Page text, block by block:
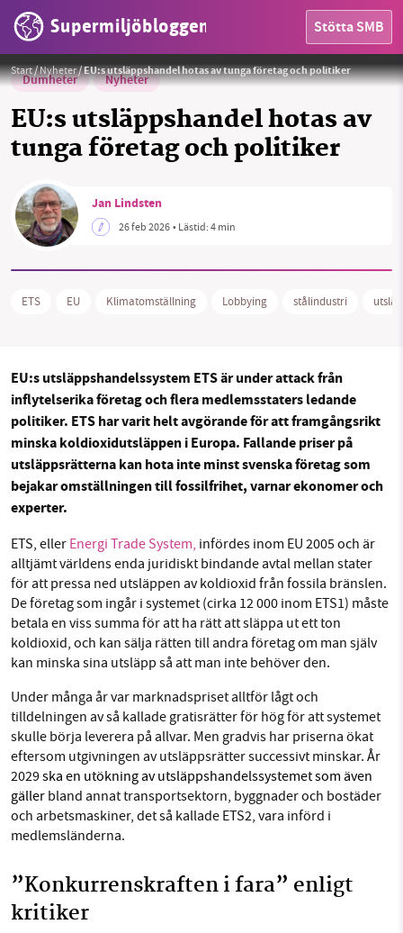
Supermiljöbloggen Stötta SMB
HEM
Sök Sparade inlägg Tipsa oss
Facebook Instagram BlueSky
Start/Nyheter/EU:s utsläppshandel hotas av tunga företag och politiker
Dumheter Nyheter
EU:s utsläppshandel hotas av
tunga företag och politiker
SSAB. SSAB släppte ut mest koldioxid i Sverige 2020.
Jan Lindsten
26 feb 2026• Lästid:4 min
ETS EU Klimatomställning Lobbying stålindustri
EU:s utsläppshandelssystem ETS är under attack från
inflytelserika företag och flera medlemsstaters ledande
politiker. ETS har varit helt avgörande för att framgångsrikt
minska koldioxidutsläppen i Europa. Fallande priser på
utsläppsrätterna kan hota inte minst svenska företag som
bejakar omställningen till fossilfrihet, varnar ekonomer och
experter.
ETS, eller Energi Trade System, infördes inom EU 2005 och är
alltjämt världens enda juridiskt bindande avtal mellan stater
för att pressa ned utsläppen av koldioxid från fossila bränslen.
De företag som ingår i systemet (cirka 12 000 inom ETS1) måste
betala en viss summa för att ha rätt att släppa ut ett ton
koldioxid, och kan sälja rätten till andra företag om man själv
kan minska sina utsläpp så att man inte behöver den.
Under många år var marknadspriset alltför lågt och
tilldelningen av så kallade gratisrätter för hög för att systemet
skulle börja leverera på allvar. Men gradvis har priserna ökat
eftersom utgivningen av utsläppsrätter successivt minskar. År
2029ska en utökning av utsläppshandelssystemet som även
gäller bland annat transportsektorn, byggnader och bostäder
och arbetsmaskiner, det så kallade ETS2, vara införd i
medlemsländerna.
”Konkurrenskraften i fara” enligt
kritiker
SMB kämpar för en hållbar framtid. Sedan
starten 2010 har vår ideella redaktion drivit
nyhetsbevakning och granskningar. Nu vill vi
utveckla vårt arbete – och vi hoppas att du
vill hjälpa oss.
Stötta vårt arbete genom att swisha en slant till
1231368703
Läs vad vi vill göra